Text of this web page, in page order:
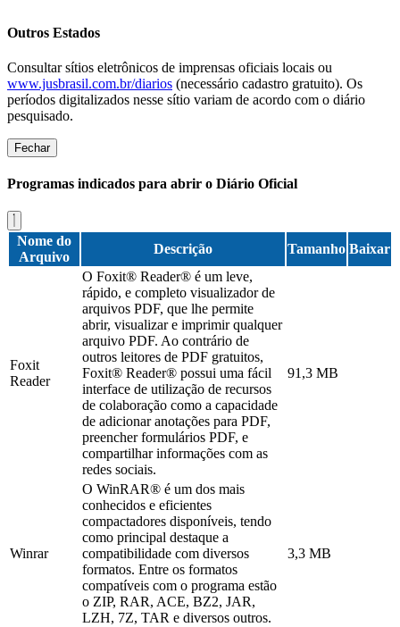
Outros Estados
Consultar sítios eletrônicos de imprensas oficiais locais ou
www.jusbrasil.com.br/diarios (necessário cadastro gratuito). Os
períodos digitalizados nesse sítio variam de acordo com o diário
pesquisado.
Fechar
Programas indicados para abrir o Diário Oficial
Nome do
Arquivo
Descrição Tamanho Baixar
Foxit
Reader
O Foxit® Reader® é um leve,
rápido, e completo visualizador de
arquivos PDF, que lhe permite
abrir, visualizar e imprimir qualquer
arquivo PDF. Ao contrário de
outros leitores de PDF gratuitos,
Foxit® Reader® possui uma fácil
interface de utilização de recursos
de colaboração como a capacidade
de adicionar anotações para PDF,
preencher formulários PDF, e
compartilhar informações com as
redes sociais.
91,3 MB
Winrar
O WinRAR® é um dos mais
conhecidos e eficientes
compactadores disponíveis, tendo
como principal destaque a
compatibilidade com diversos
formatos. Entre os formatos
compatíveis com o programa estão
o ZIP, RAR, ACE, BZ2, JAR,
LZH, 7Z, TAR e diversos outros.
3,3 MB